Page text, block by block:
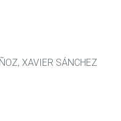
XAVIER SÁNCHEZ